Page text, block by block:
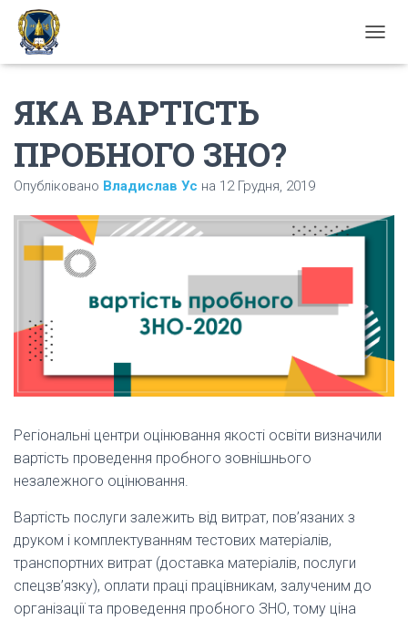
Е
Н
Ц
І
Ю
ЯКА ВАРТІСТЬ
ПРОБНОГО ЗНО?
Опубліковано Владислав Ус на 12 Грудня, 2019
Регіональні центри оцінювання якості освіти визначили
вартість проведення пробного зовнішнього
незалежного оцінювання.
Вартість послуги залежить від витрат, пов’язаних з
друком і комплектуванням тестових матеріалів,
транспортних витрат (доставка матеріалів, послуги
спецзв’язку), оплати праці працівникам, залученим до
організації та проведення пробного ЗНО, тому ціна